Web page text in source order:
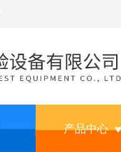
产品中心